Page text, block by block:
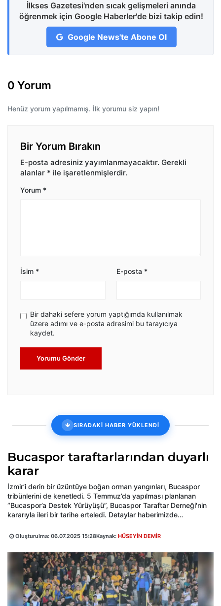
İlkses Gazetesi'nden sıcak gelişmeleri anında
öğrenmek için Google Haberler'de bizi takip edin!
Google News'te Abone Ol
0 Yorum
Henüz yorum yapılmamış. İlk yorumu siz yapın!
Bir Yorum Bırakın
E-posta adresiniz yayımlanmayacaktır. Gerekli
alanlar * ile işaretlenmişlerdir.
Yorum *
İsim * E-posta *
Bir dahaki sefere yorum yaptığımda kullanılmak
üzere adımı ve e-posta adresimi bu tarayıcıya
kaydet.
Yorumu Gönder
SIRADAKİ HABER YÜKLENDİ
Bucaspor taraftarlarından duyarlı
karar
İzmir’i derin bir üzüntüye boğan orman yangınları, Bucaspor
tribünlerini de kenetledi. 5 Temmuz’da yapılması planlanan
“Bucaspor’a Destek Yürüyüşü”, Bucaspor Taraftar Derneği'nin
kararıyla ileri bir tarihe erteledi. Detaylar haberimizde…
Oluşturulma: 06.07.2025 15:28Kaynak: HÜSEYİN DEMİR